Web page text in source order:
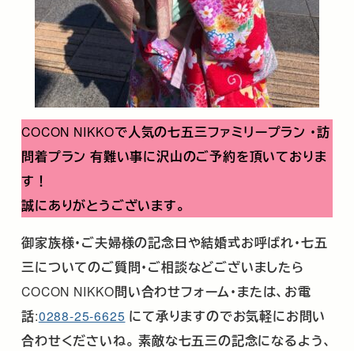
COCON NIKKOで人気の七五三ファミリープラン ･訪
問着プラン 有難い事に沢山のご予約を頂いておりま
す！
誠にありがとうございます。
御家族様･ご夫婦様の記念日や結婚式お呼ばれ･七五
三についてのご質問・ご相談などございましたら
COCON NIKKO問い合わせフォーム・または、お電
話:0288-25-6625 にて承りますのでお気軽にお問い
合わせくださいね。 素敵な七五三の記念になるよう、